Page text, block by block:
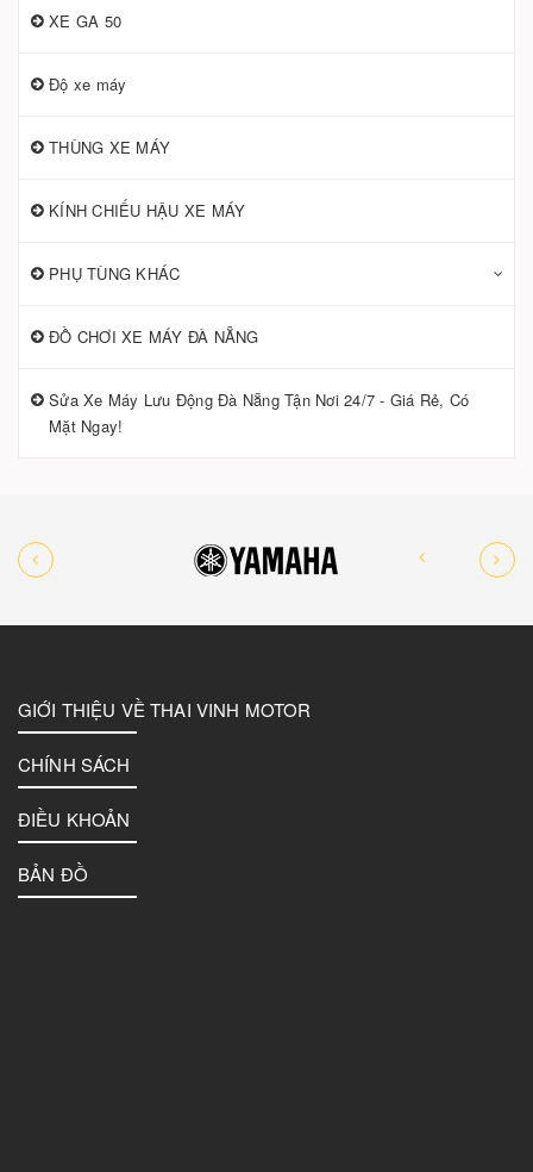
XE GA 50
Độ xe máy
THÙNG XE MÁY
KÍNH CHIẾU HẬU XE MÁY
PHỤ TÙNG KHÁC
ĐỒ CHƠI XE MÁY ĐÀ NẴNG
Sửa Xe Máy Lưu Động Đà Nẵng Tận Nơi 24/7 - Giá Rẻ, Có
Mặt Ngay!
GIỚI THIỆU VỀ THAI VINH MOTOR
CHÍNH SÁCH
ĐIỀU KHOẢN
BẢN ĐỒ